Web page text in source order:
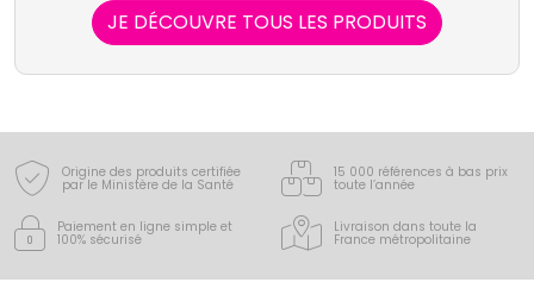
JE DÉCOUVRE TOUS LES PRODUITS
Origine des produits certifiée
par le Ministère de la Santé
15 000 références à bas prix
toute l’année
Paiement en ligne simple et
100% sécurisé
Livraison dans toute la
France métropolitaine